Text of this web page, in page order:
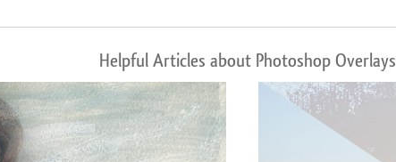
Helpful Articles about Photoshop Overlays